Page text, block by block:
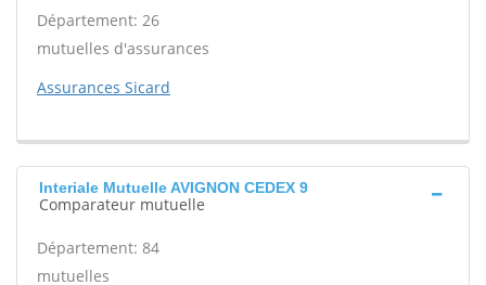
Département: 26
mutuelles d'assurances
Assurances Sicard
Interiale Mutuelle AVIGNON CEDEX 9
Comparateur mutuelle
Département: 84
mutuelles